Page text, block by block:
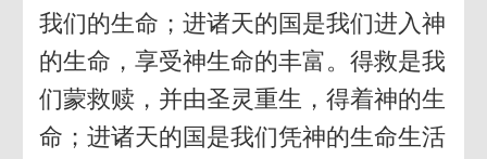
我们的生命；进诸天的国是我们进入神
的生命，享受神生命的丰富。得救是我
们蒙救赎，并由圣灵重生，得着神的生
命；进诸天的国是我们凭神的生命生活